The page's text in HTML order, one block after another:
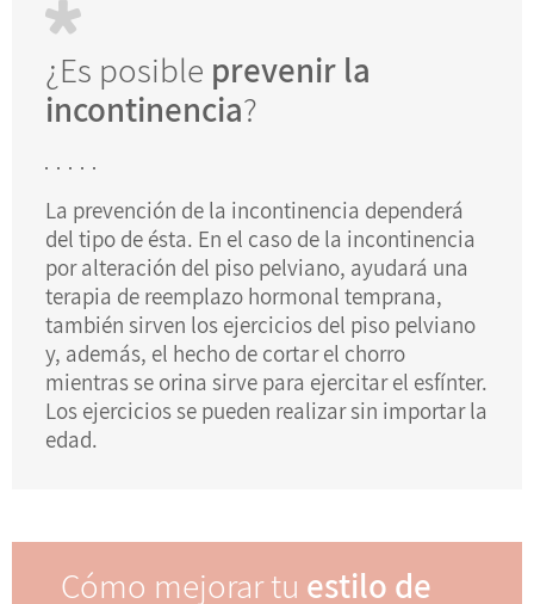
¿Es posible prevenir la
incontinencia?
La prevención de la incontinencia dependerá
del tipo de ésta. En el caso de la incontinencia
por alteración del piso pelviano, ayudará una
terapia de reemplazo hormonal temprana,
también sirven los ejercicios del piso pelviano
y, además, el hecho de cortar el chorro
mientras se orina sirve para ejercitar el esfínter.
Los ejercicios se pueden realizar sin importar la
edad.
Cómo mejorar tu estilo de